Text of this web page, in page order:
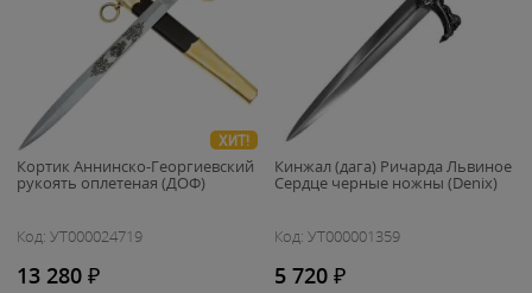
ХИТ!
Кортик Аннинско-Георгиевский
рукоять оплетеная (ДОФ)
Код: УТ000024719
13 280 ₽
Кинжал (дага) Ричарда Львиное
Сердце черные ножны (Denix)
Код: УТ000001359
5 720 ₽